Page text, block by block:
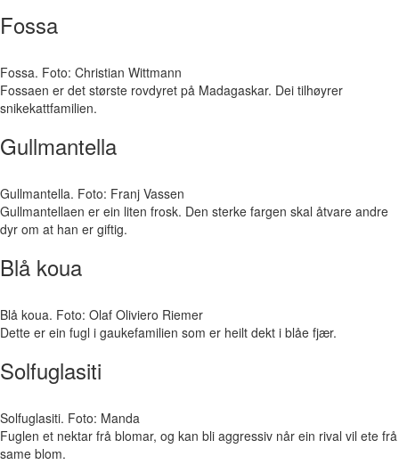
Fossa
Fossa. Foto: Christian Wittmann
Fossaen er det største rovdyret på Madagaskar. Dei tilhøyrer
snikekattfamilien.
Gullmantella
Gullmantella. Foto: Franj Vassen
Gullmantellaen er ein liten frosk. Den sterke fargen skal åtvare andre
dyr om at han er giftig.
Blå koua
Blå koua. Foto: Olaf Oliviero Riemer
Dette er ein fugl i gaukefamilien som er heilt dekt i blåe fjær.
Solfuglasiti
Solfuglasiti. Foto: Manda
Fuglen et nektar frå blomar, og kan bli aggressiv når ein rival vil ete frå
same blom.